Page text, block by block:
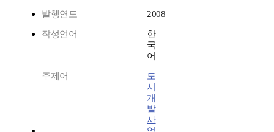
발행연도 2008
작성언어
한
국
어
주제어
도
시
개
발
사